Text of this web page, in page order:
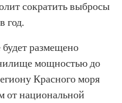
сократить выбросы
год.
размещено
мощностью до
Красного моря
от национальной